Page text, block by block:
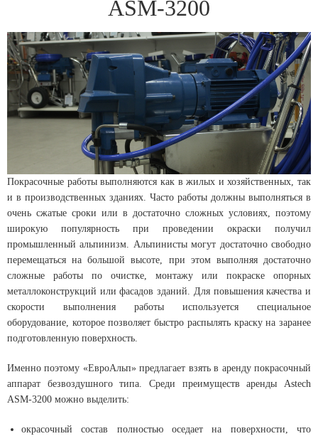
ASM-3200
Покрасочные работы выполняются как в жилых и хозяйственных, так
и в производственных зданиях. Часто работы должны выполняться в
очень сжатые сроки или в достаточно сложных условиях, поэтому
широкую популярность при проведении окраски получил
промышленный альпинизм. Альпинисты могут достаточно свободно
перемещаться на большой высоте, при этом выполняя достаточно
сложные работы по очистке, монтажу или покраске опорных
металлоконструкций или фасадов зданий. Для повышения качества и
скорости выполнения работы используется специальное
оборудование, которое позволяет быстро распылять краску на заранее
подготовленную поверхность.
Именно поэтому «ЕвроАльп» предлагает взять в аренду покрасочный
аппарат безвоздушного типа. Среди преимуществ аренды Astech
ASM-3200 можно выделить:
окрасочный состав полностью оседает на поверхности, что